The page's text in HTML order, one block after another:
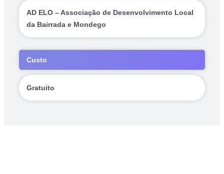
AD ELO – Associação de Desenvolvimento Local
da Bairrada e Mondego
Custo
Gratuito